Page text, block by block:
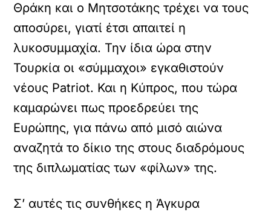
Θράκη και ο Μητσοτάκης τρέχει να τους
αποσύρει, γιατί έτσι απαιτεί η
λυκοσυμμαχία. Την ίδια ώρα στην
Τουρκία οι «σύμμαχοι» εγκαθιστούν
νέους Patriot. Και η Κύπρος, που τώρα
καμαρώνει πως προεδρεύει της
Ευρώπης, για πάνω από μισό αιώνα
αναζητά το δίκιο της στους διαδρόμους
της διπλωματίας των «φίλων» της.
Σ’ αυτές τις συνθήκες η Άγκυρα